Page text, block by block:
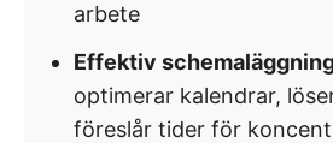
arbete
Effektiv
optimerar kalendrar,
föreslår tider för